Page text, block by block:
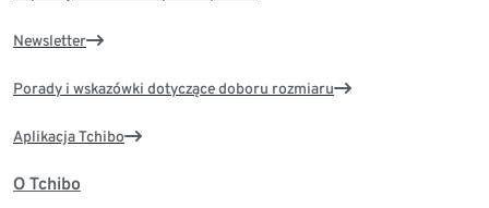
Newsletter
Porady i wskazówki dotyczące doboru rozmiaru
Aplikacja Tchibo
O Tchibo